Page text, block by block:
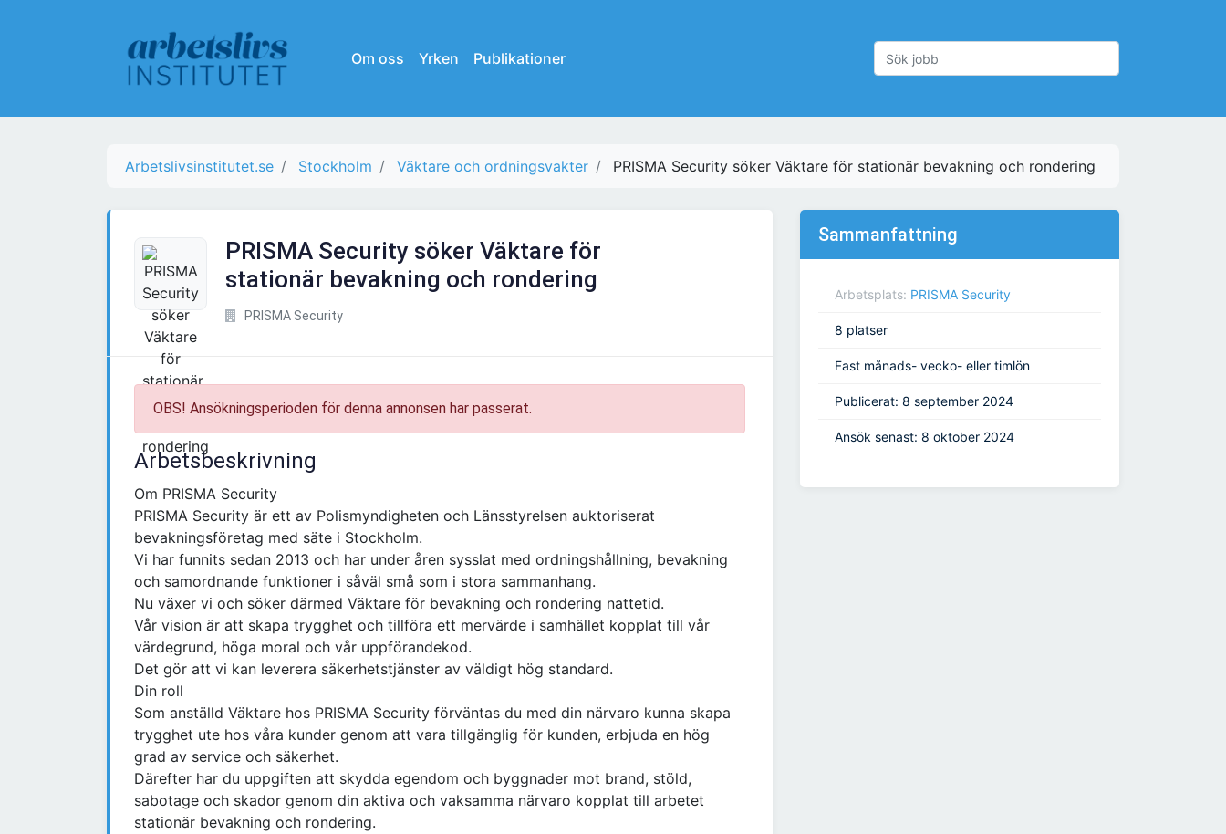
Om oss Yrken Publikationer
Arbetslivsinstitutet.se Stockholm Väktare och ordningsvakter PRISMA Security söker Väktare för stationär bevakning och rondering
PRISMA Security söker Väktare för
stationär bevakning och rondering
PRISMA Security
OBS! Ansökningsperioden för denna annonsen har passerat.
Arbetsbeskrivning
Om PRISMA Security
PRISMA Security är ett av Polismyndigheten och Länsstyrelsen auktoriserat
bevakningsföretag med säte i Stockholm.
Vi har funnits sedan 2013 och har under åren sysslat med ordningshållning, bevakning
och samordnande funktioner i såväl små som i stora sammanhang.
Nu växer vi och söker därmed Väktare för bevakning och rondering nattetid.
Vår vision är att skapa trygghet och tillföra ett mervärde i samhället kopplat till vår
värdegrund, höga moral och vår uppförandekod.
Det gör att vi kan leverera säkerhetstjänster av väldigt hög standard.
Din roll
Som anställd Väktare hos PRISMA Security förväntas du med din närvaro kunna skapa
trygghet ute hos våra kunder genom att vara tillgänglig för kunden, erbjuda en hög
grad av service och säkerhet.
Därefter har du uppgiften att skydda egendom och byggnader mot brand, stöld,
sabotage och skador genom din aktiva och vaksamma närvaro kopplat till arbetet
stationär bevakning och rondering.
Sammanfattning
Arbetsplats: PRISMA Security
8 platser
Fast månads- vecko- eller timlön
Publicerat: 8 september 2024
Ansök senast: 8 oktober 2024